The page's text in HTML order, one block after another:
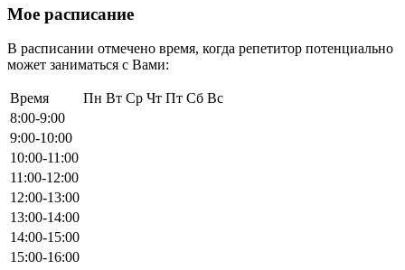
Мое расписание
В расписании отмечено время, когда репетитор потенциально
может заниматься с Вами:
Время Пн Вт Ср Чт Пт Сб Вс
8:00-9:00
9:00-10:00
10:00-11:00
11:00-12:00
12:00-13:00
13:00-14:00
14:00-15:00
15:00-16:00